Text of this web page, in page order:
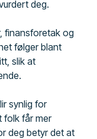
deg.
finansforetak og
følger blant
slik at
synlig for
folk får mer
deg betyr det at